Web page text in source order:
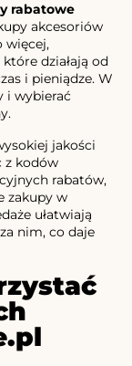
rabatowe
akcesoriów
więcej,
działają od
i pieniądze. W
i wybierać
jakości
z kodów
rabatów,
zakupy w
ułatwiają
nim, co daje